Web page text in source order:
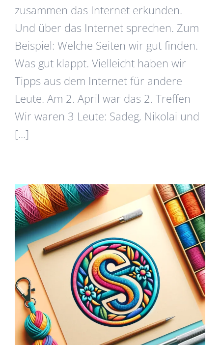
zusammen das Internet erkunden.
Und über das Internet sprechen. Zum
Beispiel: Welche Seiten wir gut finden.
Was gut klappt. Vielleicht haben wir
Tipps aus dem Internet für andere
Leute. Am 2. April war das 2. Treffen
Wir waren 3 Leute: Sadeg, Nikolai und
[...]